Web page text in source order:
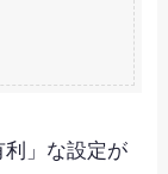
」な設定が